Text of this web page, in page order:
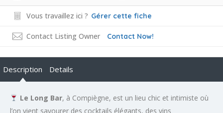
Vous travaillez ici ? Gérer cette fiche
Contact Listing Owner Contact Now!
Description Details
Le Long Bar, à Compiègne, est un lieu chic et intimiste où
l’on vient savourer des cocktails élégants, des vins